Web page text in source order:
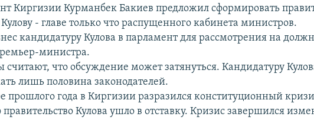
Киргизии Курманбек Бакиев предложил сформировать
- главе только что распущенного кабинета министров.
кандидатуру Кулова в парламент для рассмотрения на
министра.
считают, что обсуждение может затянуться. Кандидатуру
лишь половина законодателей.
прошлого года в Киргизии разразился конституционный
правительство Кулова ушло в отставку. Кризис завершился